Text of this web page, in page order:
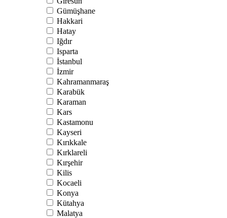
Gümüşhane
Hakkari
Hatay
Iğdır
Isparta
İstanbul
İzmir
Kahramanmaraş
Karabük
Karaman
Kars
Kastamonu
Kayseri
Kırıkkale
Kırklareli
Kırşehir
Kilis
Kocaeli
Konya
Kütahya
Malatya